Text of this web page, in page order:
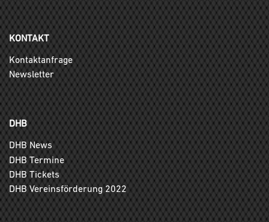
KONTAKT
Kontaktanfrage
Newsletter
DHB
DHB News
DHB Termine
DHB Tickets
DHB Vereinsförderung 2022